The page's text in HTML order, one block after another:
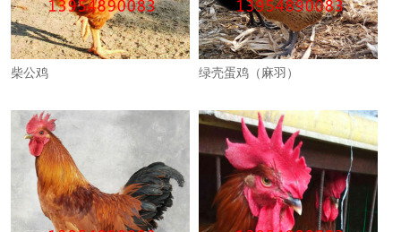
柴公鸡 绿壳蛋鸡（麻羽）